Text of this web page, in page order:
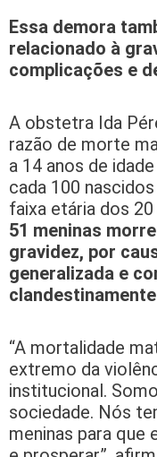
Essa demora
relacionado à
complicações e
A obstetra Ida
razão de morte
a 14 anos de
cada 100
faixa etária dos 20
51 meninas
gravidez, por
generalizada e
“A mortalidade
extremo da
institucional.
sociedade. Nós
meninas para que